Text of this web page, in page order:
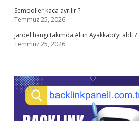
Semboller kaça ayrılır ?
Temmuz 25, 2026
Jardel hangi takımda Altın Ayakkabı’yı aldı ?
Temmuz 25, 2026